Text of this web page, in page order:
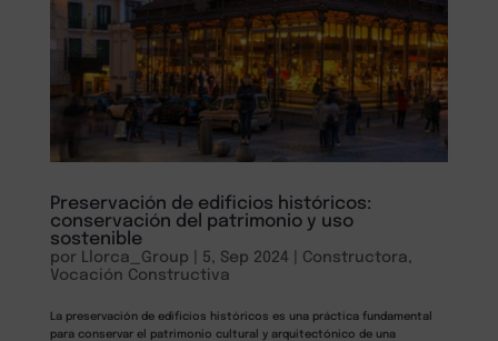
Preservación de edificios históricos:
conservación del patrimonio y uso
sostenible
por Llorca_Group 5, Sep 2024 Constructora,
Vocación Constructiva
La preservación de edificios históricos es una práctica fundamental
para conservar el patrimonio cultural y arquitectónico de una